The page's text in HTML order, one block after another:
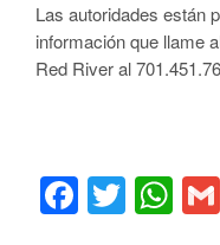
Las autoridades están
información que llame
Red River al